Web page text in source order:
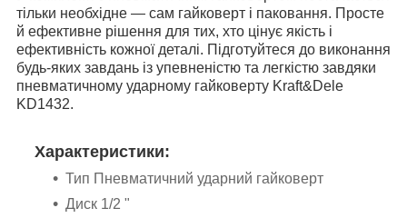
тільки необхідне — сам гайковерт і паковання. Просте
й ефективне рішення для тих, хто цінує якість і
ефективність кожної деталі. Підготуйтеся до виконання
будь-яких завдань із упевненістю та легкістю завдяки
пневматичному ударному гайковерту Kraft&Dele
KD1432.
Характеристики:
Тип Пневматичний ударний гайковерт
Диск 1/2 "